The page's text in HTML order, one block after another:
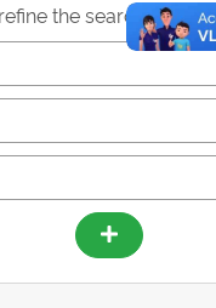
the search results.